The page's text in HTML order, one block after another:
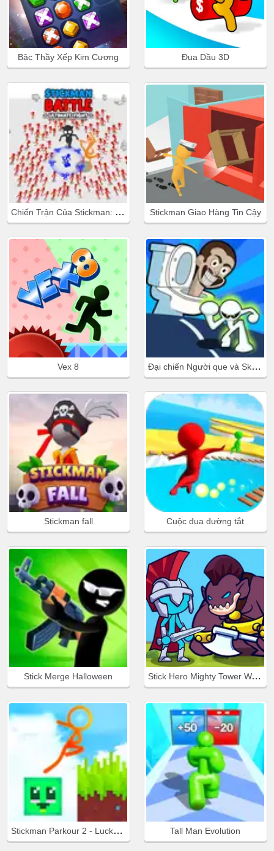
Bậc Thầy Xếp Kim Cương Đua Dầu 3D
Chiến Trận Của Stickman: Chiến Đấu Cuối Cùng Stickman Giao Hàng Tin Cậy
Vex 8 Đại chiến Người que và Skibidi Toilet
Stickman fall Cuộc đua đường tắt
Stick Merge Halloween Stick Hero Mighty Tower Wars
Stickman Parkour 2 - Lucky Block Tall Man Evolution